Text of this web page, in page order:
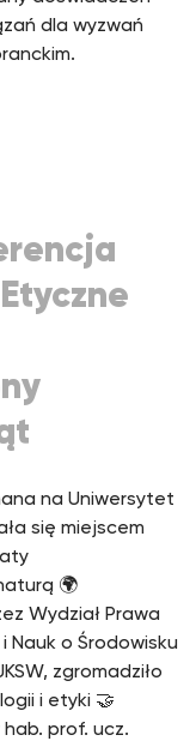
dla wyzwań
na Uniwersytet
się miejscem
🌍
Wydział Prawa
Nauk o Środowisku
zgromadziło
i etyki 🤝
prof. ucz.